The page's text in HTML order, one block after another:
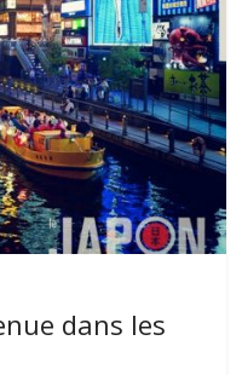
dans les